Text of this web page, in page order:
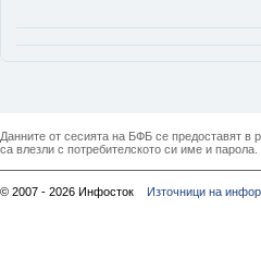
Данните от сесията на БФБ се предоставят в
са влезли с потребителското си име и парола.
© 2007 - 2026 Инфосток Източници на